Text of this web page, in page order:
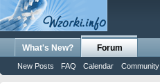
What's New? Forum
New Posts FAQ Calendar Community